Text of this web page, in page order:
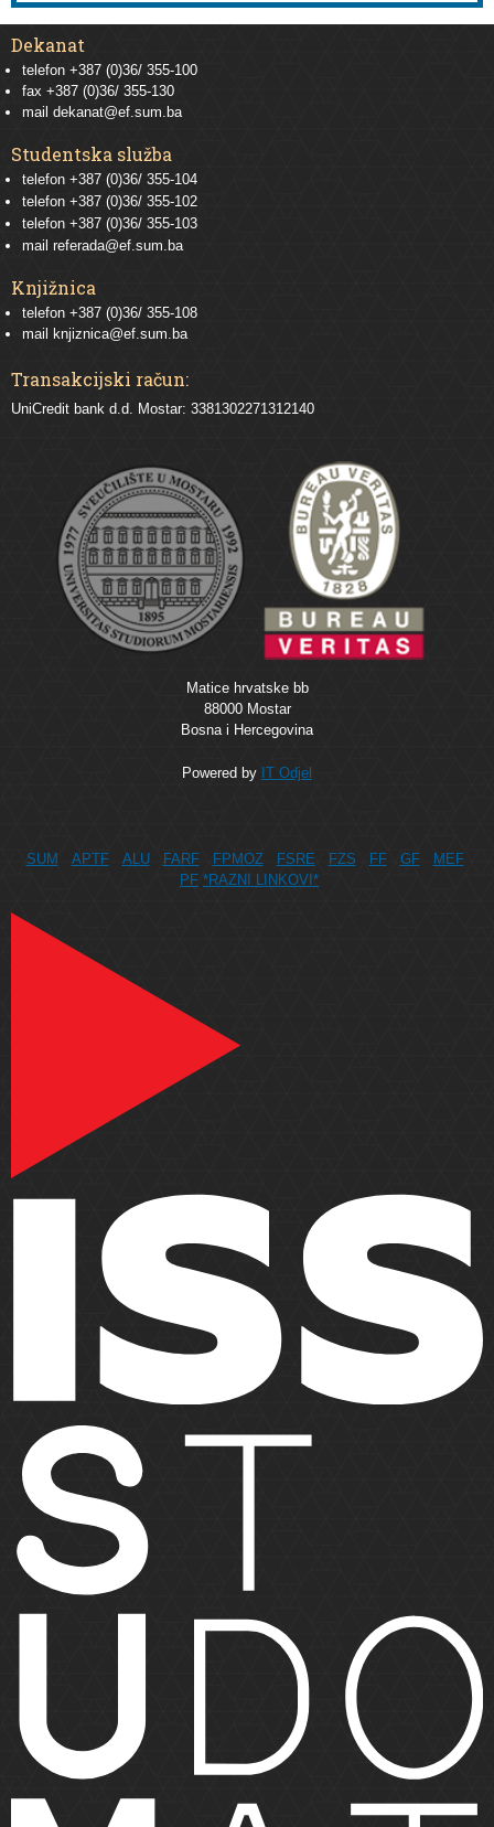
Dekanat
telefon +387 (0)36/ 355-100
fax +387 (0)36/ 355-130
mail dekanat@ef.sum.ba
Studentska služba
telefon +387 (0)36/ 355-104
telefon +387 (0)36/ 355-102
telefon +387 (0)36/ 355-103
mail referada@ef.sum.ba
Knjižnica
telefon +387 (0)36/ 355-108
mail knjiznica@ef.sum.ba
Transakcijski račun:
UniCredit bank d.d. Mostar: 3381302271312140
Matice hrvatske bb
88000 Mostar
Bosna i Hercegovina
Powered by IT Odjel
SUM APTF ALU FARF FPMOZ FSRE FZS FF GF
MEF
PF *RAZNI LINKOVI*